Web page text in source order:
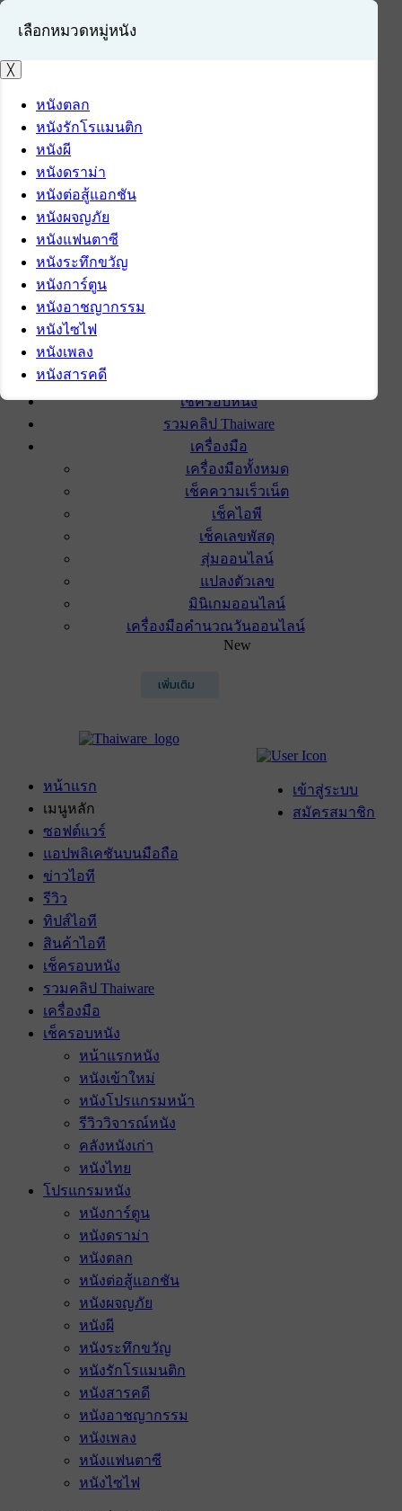
เข้าสู่ระบบ
สมัครสมาชิก
เช็ครอบหนัง
รวมคลิป Thaiware
เครื่องมือ
เครื่องมือทั้งหมด
เช็คความเร็วเน็ต
เช็คไอพี
เช็คเลขพัสดุ
สุ่มออนไลน์
แปลงตัวเลข
มินิเกมออนไลน์
เครื่องมือคำนวณวันออนไลน์
New
เพิ่มเติม
เข้าสู่ระบบ
สมัครสมาชิก
หน้าแรก
เมนูหลัก
ซอฟต์แวร์
แอปพลิเคชันบนมือถือ
ข่าวไอที
รีวิว
ทิปส์ไอที
สินค้าไอที
เช็ครอบหนัง
รวมคลิป Thaiware
เครื่องมือ
เช็ครอบหนัง
หน้าแรกหนัง
หนังเข้าใหม่
หนังโปรแกรมหน้า
รีวิววิจารณ์หนัง
คลังหนังเก่า
หนังไทย
โปรแกรมหนัง
หนังการ์ตูน
หนังดราม่า
หนังตลก
หนังต่อสู้แอกชัน
หนังผจญภัย
หนังผี
หนังระทึกขวัญ
หนังรักโรแมนติก
หนังสารคดี
หนังอาชญากรรม
หนังเพลง
หนังแฟนตาซี
หนังไซไฟ
เลือกหมวดหมู่หนัง
╳
หนังตลก
หนังรักโรแมนติก
หนังผี
หนังดราม่า
หนังต่อสู้แอกชัน
หนังผจญภัย
หนังแฟนตาซี
หนังระทึกขวัญ
หนังการ์ตูน
หนังอาชญากรรม
หนังไซไฟ
หนังเพลง
หนังสารคดี